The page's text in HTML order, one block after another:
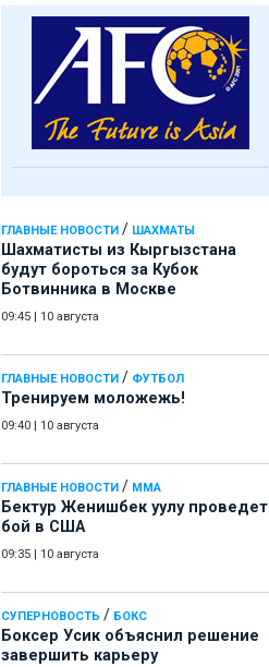
ГЛАВНЫЕ НОВОСТИ / ШАХМАТЫ
Шахматисты из Кыргызстана
будут бороться за Кубок
Ботвинника в Москве
09:45 10 августа
ГЛАВНЫЕ НОВОСТИ / ФУТБОЛ
Тренируем моложежь!
09:40 10 августа
ГЛАВНЫЕ НОВОСТИ / ММА
Бектур Женишбек уулу проведет
бой в США
09:35 10 августа
СУПЕРНОВОСТЬ / БОКС
Боксер Усик объяснил решение
завершить карьеру